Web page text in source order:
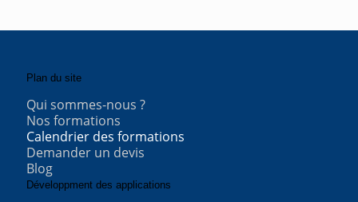
Plan du site
Qui sommes-nous ?
Nos formations
Calendrier des formations
Demander un devis
Blog
Développment des applications